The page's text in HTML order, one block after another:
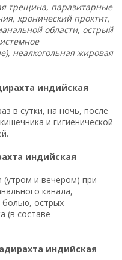
трещина, паразитарные
хронический проктит,
области, острый
неалкогольная жировая
индийская
в сутки, на ночь, после
и гигиенической
индийская
(утром и вечером) при
канала,
болью, острых
(в составе
индийская